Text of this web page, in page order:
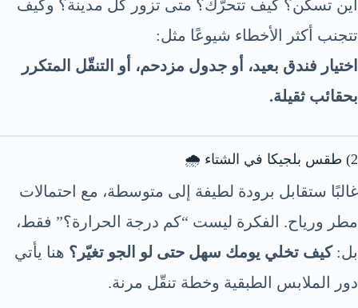
أين تسكن؟ كيف تتحرّك؟ متى تزور كل مدينة؟ وكيف
تتجنب أكثر الأخطاء شيوعًا مثل:
اختيار فندق بعيد، أو جدول مزدحم، أو التنقّل المتكرر
بحقائب ثقيلة.
2) طقس بلجيكا في الشتاء 🌧️
غالبًا ستقابل برودة لطيفة إلى متوسطة، مع احتمالات
مطر ورياح. الفكرة ليست “كم درجة الحرارة؟” فقط،
بل:كيف تخلي يومك سهل حتى لو الجو تغيّر؟ هنا يأتي
دور الملابس الطبقية وخطة تنقّل مرنة.